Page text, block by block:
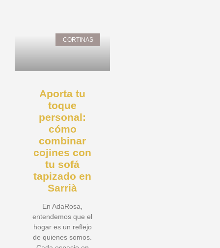
CORTINAS
Aporta tu
toque
personal:
cómo
combinar
cojines con
tu sofá
tapizado en
Sarrià
En AdaRosa,
entendemos que el
hogar es un reflejo
de quienes somos.